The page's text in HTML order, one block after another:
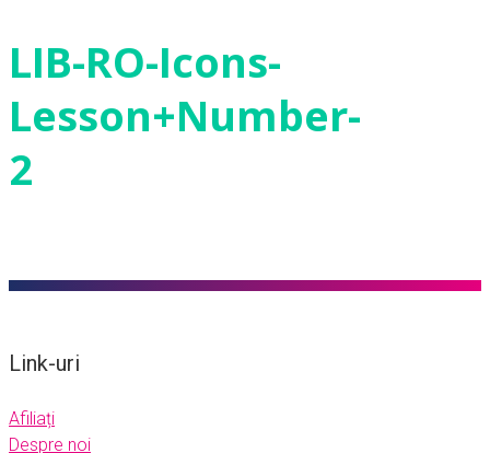
LIB-RO-Icons-
Lesson+Number-
2
Link-uri
Afiliați
Despre noi